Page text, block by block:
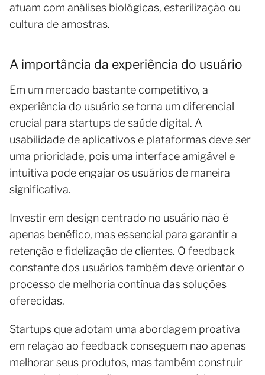
atuam com análises biológicas, esterilização ou
cultura de amostras.
A importância da experiência do usuário
Em um mercado bastante competitivo, a
experiência do usuário se torna um diferencial
crucial para startups de saúde digital. A
usabilidade de aplicativos e plataformas deve ser
uma prioridade, pois uma interface amigável e
intuitiva pode engajar os usuários de maneira
significativa.
Investir em design centrado no usuário não é
apenas benéfico, mas essencial para garantir a
retenção e fidelização de clientes. O feedback
constante dos usuários também deve orientar o
processo de melhoria contínua das soluções
oferecidas.
Startups que adotam uma abordagem proativa
em relação ao feedback conseguem não apenas
melhorar seus produtos, mas também construir